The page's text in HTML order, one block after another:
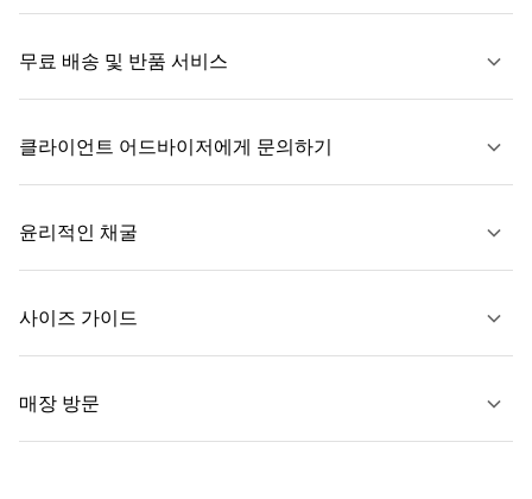
무료 배송 및 반품 서비스
자세히 보기
클라이언트 어드바이저에게 문의하기
윤리적인 채굴
사이즈 가이드
자세히 보기
매장 방문